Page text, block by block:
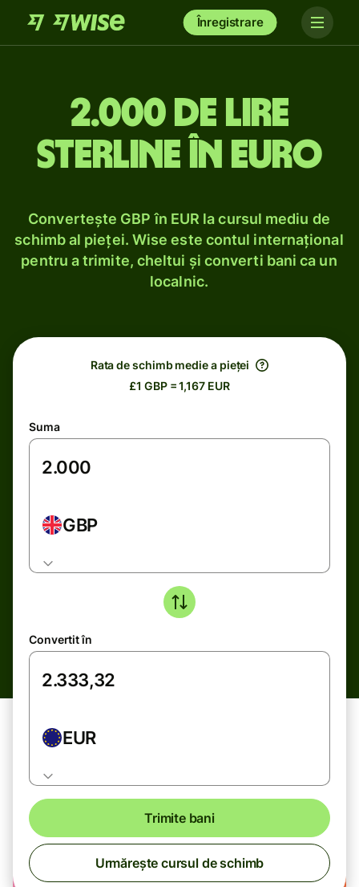
Înregistrare
2.000 de lire
sterline în euro
Convertește GBP în EUR la cursul mediu de
schimb al pieței. Wise este contul internațional
pentru a trimite, cheltui și converti bani ca un
localnic.
Rata de schimb medie a pieței
£1 GBP = 1,167 EUR
Suma
GBP
Convertit în
EUR
Trimite bani
Urmărește cursul de schimb